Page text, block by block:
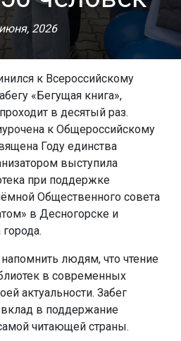
2026
к Всероссийскому
«Бегущая книга»,
в десятый раз.
к Общероссийскому
Году единства
выступила
при поддержке
Общественного совета
в Десногорске и
людям, что чтение
в современных
актуальности. Забег
в поддержание
читающей страны.